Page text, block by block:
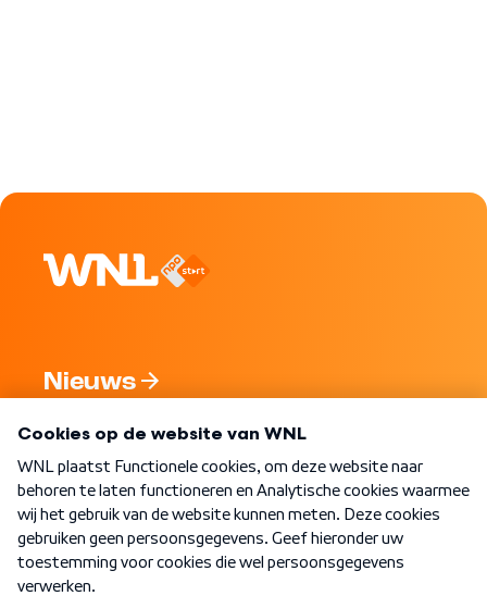
Nieuws
Nieuwsbrief
Word Lid